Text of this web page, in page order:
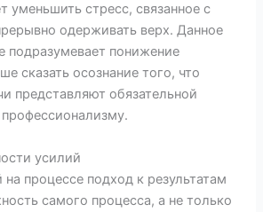
уменьшить стресс, связанное с
одерживать верх. Данное
подразумевает понижение
сказать осознание того, что
представляют обязательной
усилий
процессе подход к результатам
самого процесса, а не только